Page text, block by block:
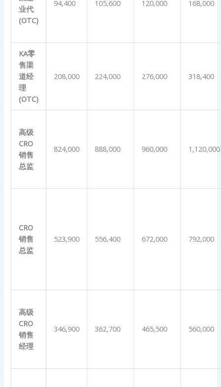
业代
(OTC)
94,400 105,600 120,000 168,000
KA零
售渠
道经
理
(OTC)
208,000 224,000 276,000 318,400
高级
CRO
销售
总监
824,000 888,000 960,000 1,120,000
CRO
销售
总监
523,900 556,400 672,000 792,000
高级
CRO
销售
经理
346,900 362,700 465,500 560,000